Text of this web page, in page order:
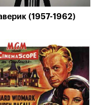
(1957-1962)